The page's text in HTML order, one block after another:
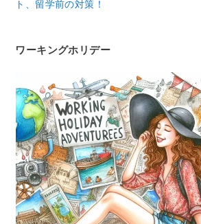
ト、留学前の対策！
ワーキングホリデー